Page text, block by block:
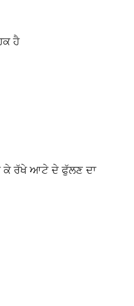
ਹੈ
ਕੇ ਰੱਖੇ ਆਟੇ ਦੇ ਫੁੱਲਣ ਦਾ